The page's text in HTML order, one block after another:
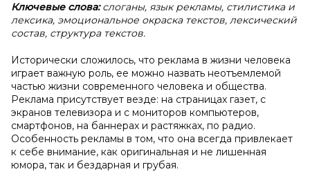
Ключевые слова:слоганы, язык рекламы, стилистика и
лексика, эмоциональное окраска текстов, лексический
состав, структура текстов.
Исторически сложилось, что реклама в жизни человека
играет важную роль, ее можно назвать неотъемлемой
частью жизни современного человека и общества.
Реклама присутствует везде: на страницах газет, с
экранов телевизора и с мониторов компьютеров,
смартфонов, на баннерах и растяжках, по радио.
Особенность рекламы в том, что она всегда привлекает
к себе внимание, как оригинальная и не лишенная
юмора, так и бездарная и грубая.